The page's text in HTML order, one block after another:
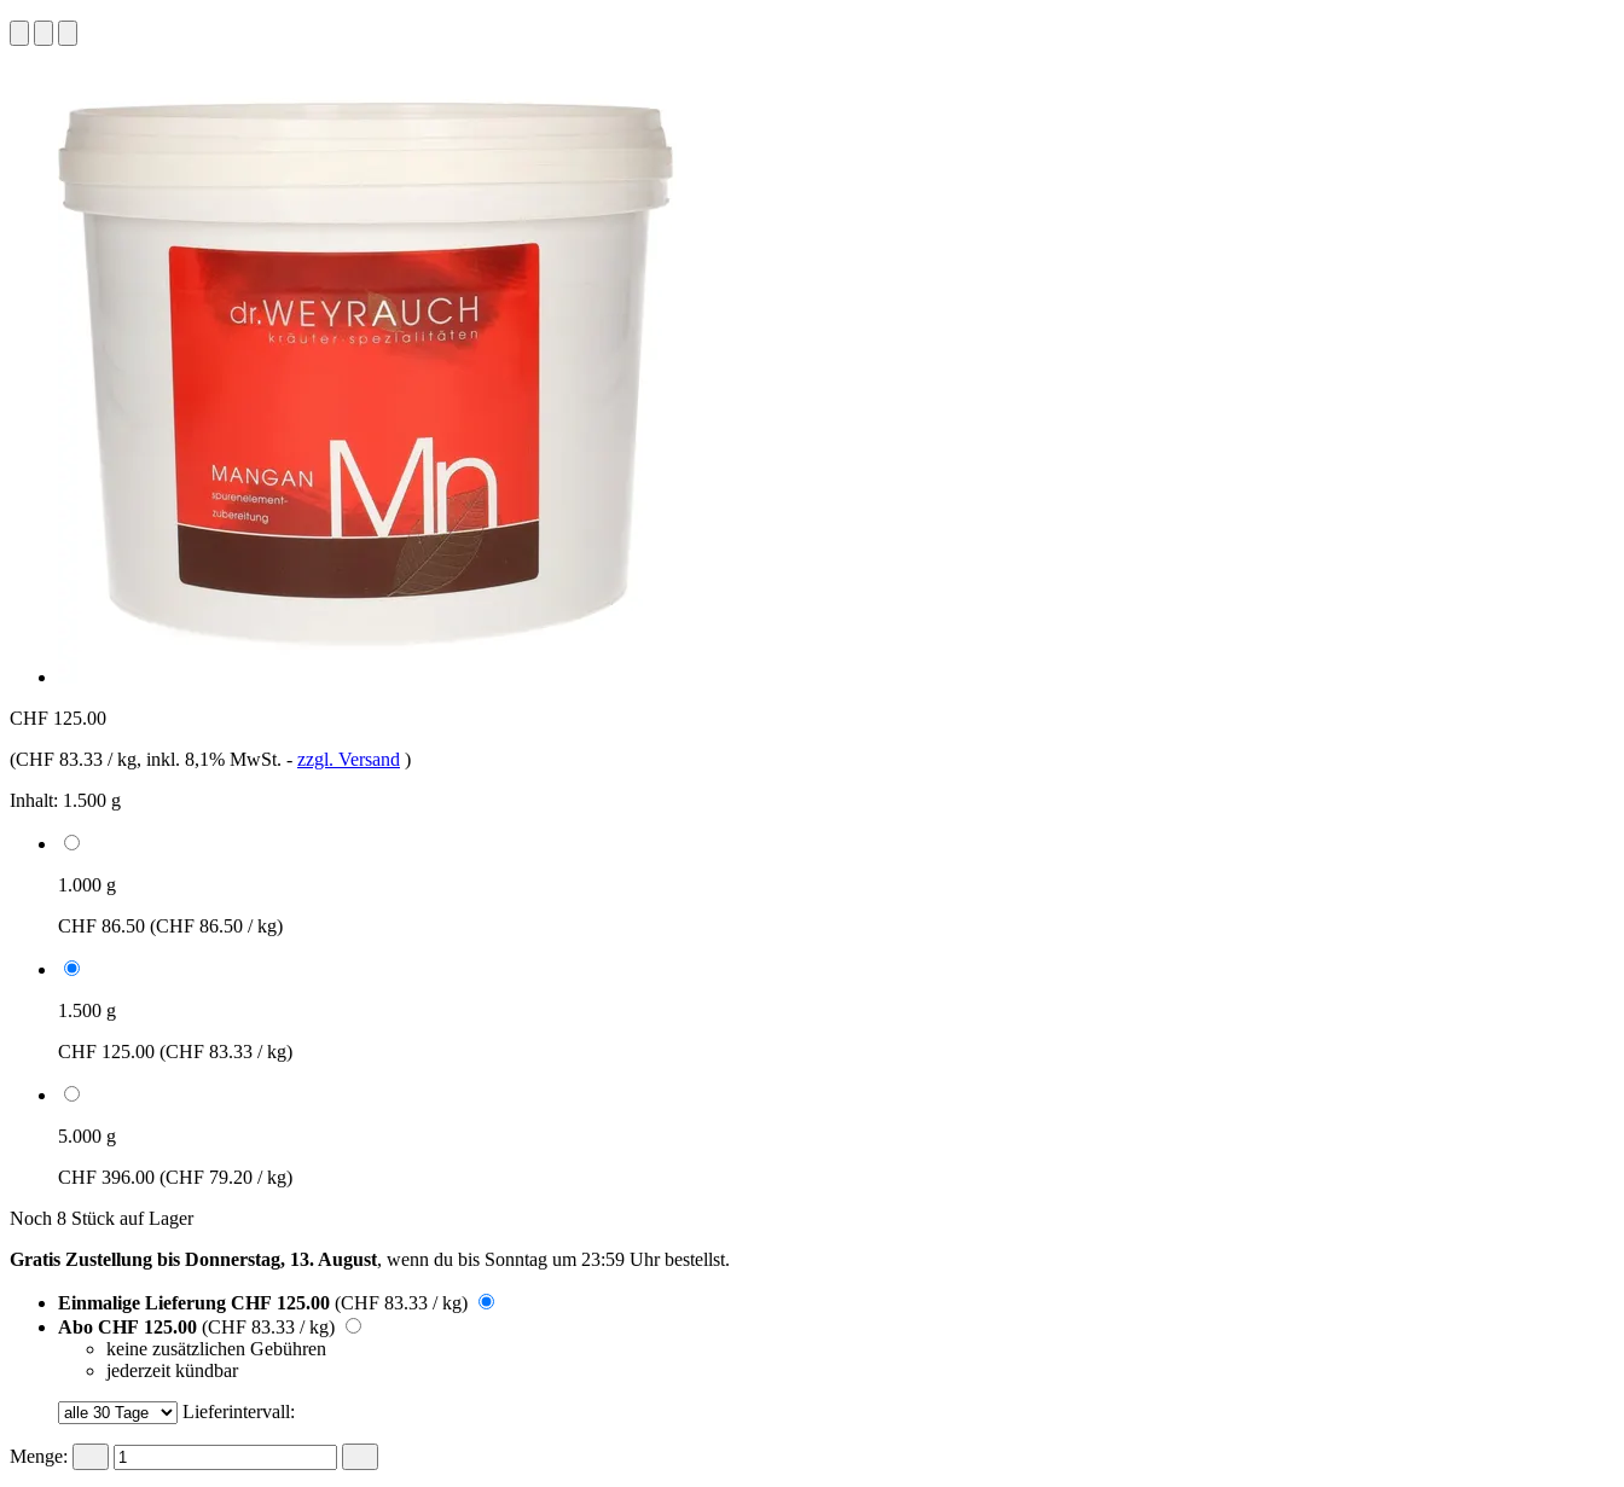
CHF 125.00
(CHF 83.33 / kg, inkl. 8,1% MwSt. - zzgl. Versand )
Inhalt: 1.500 g
1.000 g
CHF 86.50 (CHF 86.50 / kg)
1.500 g
CHF 125.00 (CHF 83.33 / kg)
5.000 g
CHF 396.00 (CHF 79.20 / kg)
Noch 8 Stück auf Lager
Gratis Zustellung bis Donnerstag, 13. August, wenn du bis Sonntag um 23:59 Uhrbestellst.
Einmalige Lieferung CHF 125.00 (CHF 83.33 / kg)
Abo CHF 125.00 (CHF 83.33 / kg)
keine zusätzlichen Gebühren
jederzeit kündbar
Lieferintervall:
Menge: